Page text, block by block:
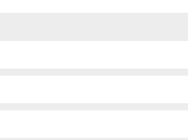
de l'Orientation. Essayez de